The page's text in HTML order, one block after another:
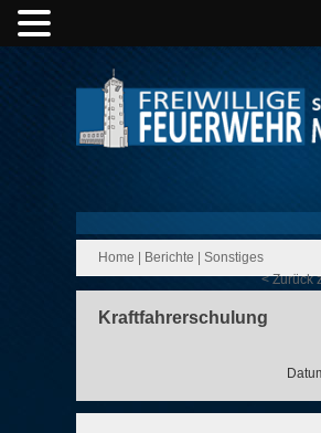
Home Berichte
Sonstiges
< Zurück
Kraftfahrerschulung